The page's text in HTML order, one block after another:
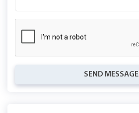
SEND MESSAGE